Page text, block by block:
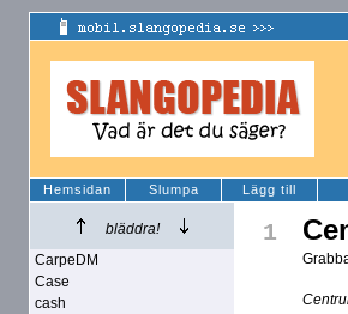
Hemsidan Slumpa Lägg till
bläddra!
CarpeDM
Case
cash
1